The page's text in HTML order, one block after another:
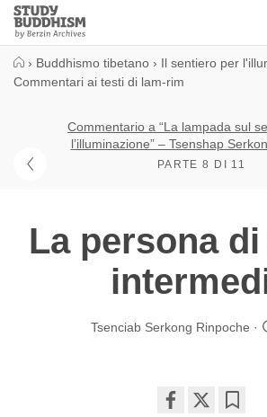
Close
Study
Buddhism
› Buddhismo tibetano › Il sentiero per
Commentari ai testi di lam-rim
Commentario a “La lampada sul
l’illuminazione” – Tsenshap
PARTE 8 DI 11
La persona
Tsenciab Serkong Rinpoche